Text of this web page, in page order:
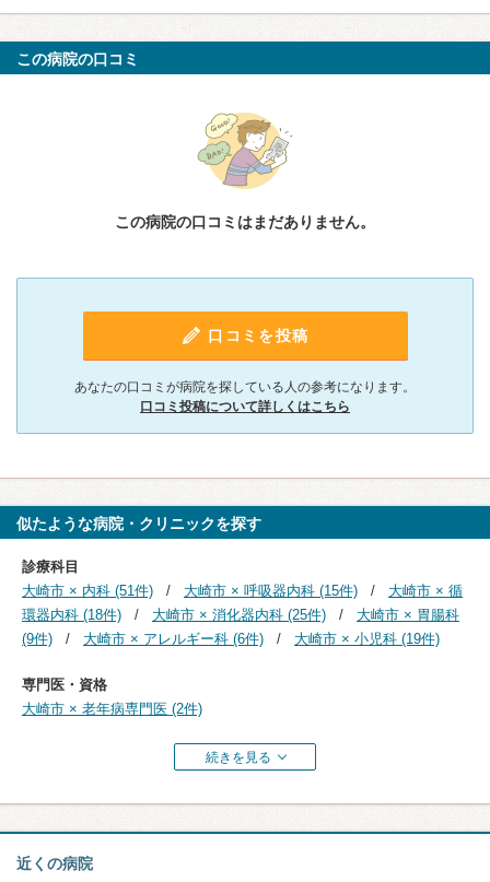
この病院の口コミ
この病院の口コミはまだありません。
口コミを投稿
あなたの口コミが病院を探している人の参考になります。
口コミ投稿について詳しくはこちら
似たような病院・クリニックを探す
診療科目
大崎市 × 内科 (51件)
大崎市 × 呼吸器内科 (15件)
大崎市 × 循
環器内科 (18件)
大崎市 × 消化器内科 (25件)
大崎市 × 胃腸科
(9件)
大崎市 × アレルギー科 (6件) 大崎市 × 小児科 (19件)
専門医・資格
大崎市 × 老年病専門医 (2件)
続きを見る
近くの病院